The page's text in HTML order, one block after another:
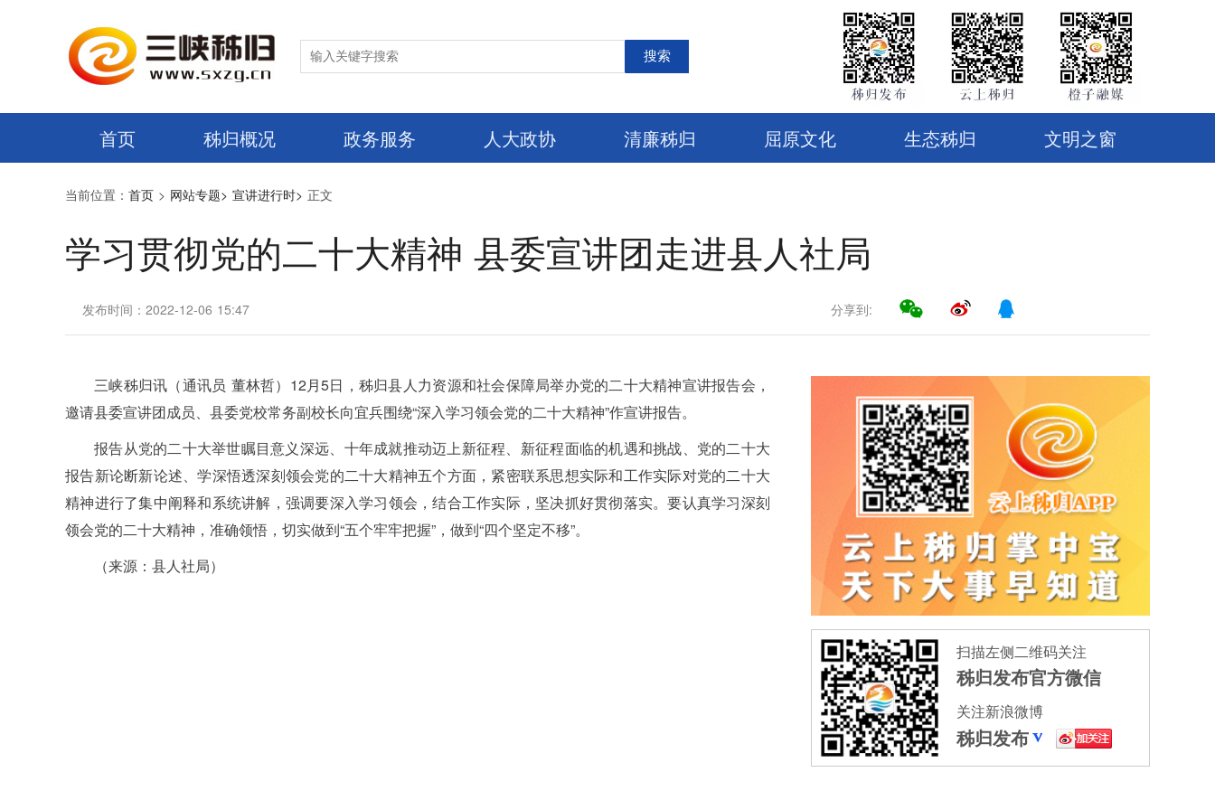
搜索
首页 秭归概况 政务服务 人大政协 清廉秭归 屈原文化 生态秭归 文明之窗
当前位置： 首页 > 网站专题> 宣讲进行时> 正文
学习贯彻党的二十大精神 县委宣讲团走进县人社局
发布时间：2022-12-06 15:47 分享到:
三峡秭归讯（通讯员 董林哲）12月5日，秭归县人力资源和社会保障局举办党的二十大精神宣讲报告会，
邀请县委宣讲团成员、县委党校常务副校长向宜兵围绕“深入学习领会党的二十大精神”作宣讲报告。
报告从党的二十大举世瞩目意义深远、十年成就推动迈上新征程、新征程面临的机遇和挑战、党的二十大
报告新论断新论述、学深悟透深刻领会党的二十大精神五个方面，紧密联系思想实际和工作实际对党的二十大
精神进行了集中阐释和系统讲解，强调要深入学习领会，结合工作实际，坚决抓好贯彻落实。要认真学习深刻
领会党的二十大精神，准确领悟，切实做到“五个牢牢把握”，做到“四个坚定不移”。
（来源：县人社局）
扫描左侧二维码关注
秭归发布官方微信
关注新浪微博
秭归发布